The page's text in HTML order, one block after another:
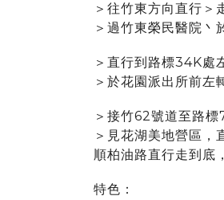
＞往竹東方向直行＞
＞ 過竹東榮民醫院丶
＞ 直行到路標34K處
＞於花園派出所前左
＞ 接竹62號道至路標
＞見花湖美地營區，
順柏油路直行走到底
特色：